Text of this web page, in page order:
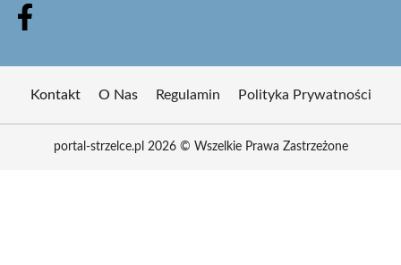
Kontakt O Nas Regulamin Polityka Prywatności
portal-strzelce.pl 2026 © Wszelkie Prawa Zastrzeżone